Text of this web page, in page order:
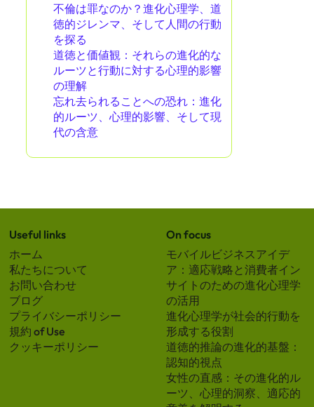
不倫は罪なのか？進化心理学、道
徳的ジレンマ、そして人間の行動
を探る
道徳と価値観：それらの進化的な
ルーツと行動に対する心理的影響
の理解
忘れ去られることへの恐れ：進化
的ルーツ、心理的影響、そして現
代の含意
Useful links
ホーム
私たちについて
お問い合わせ
ブログ
プライバシーポリシー
規約 of Use
クッキーポリシー
On focus
モバイルビジネスアイデ
ア：適応戦略と消費者イン
サイトのための進化心理学
の活用
進化心理学が社会的行動を
形成する役割
道徳的推論の進化的基盤：
認知的視点
女性の直感：その進化的ル
ーツ、心理的洞察、適応的